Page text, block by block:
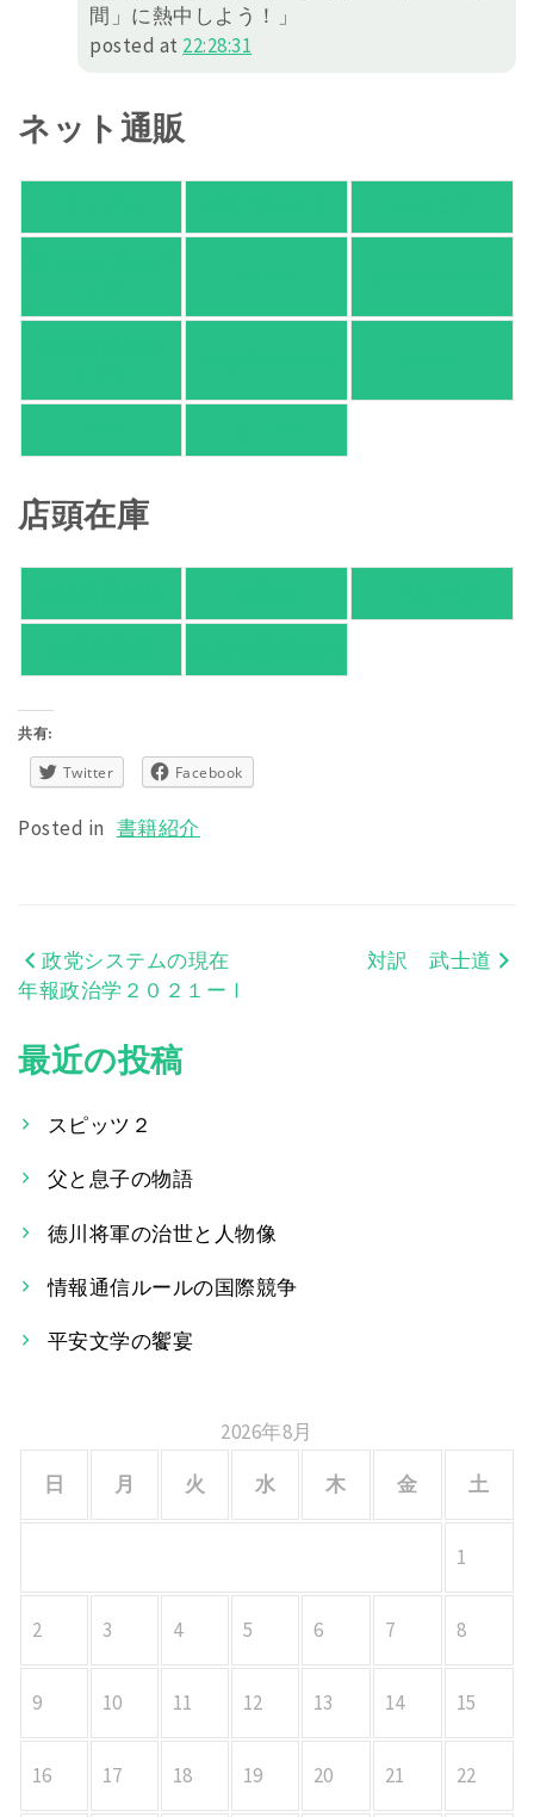
間」に熱中しよう！」
posted at 22:28:31
ネット通販
店頭在庫
共有:
Twitter Facebook
Posted in 書籍紹介
投
ナ
ビ
シ
ョ
ン
政党システムの現在
年報政治学２０２１ーⅠ
対訳 武士道
最近の投稿
スピッツ２
父と息子の物語
徳川将軍の治世と人物像
情報通信ルールの国際競争
平安文学の饗宴
2026年8月
日
月 火 水 木 金 土
1
2 3 4 5 6 7 8
9 10 11 12 13 14 15
16 17 18 19 20 21 22